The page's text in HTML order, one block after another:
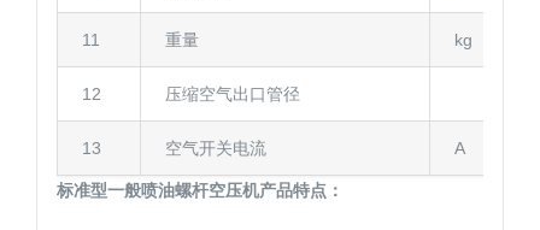
11 重量 kg
12 压缩空气出口管径
13 空气开关电流 A
标准型一般喷油螺杆空压机产品特点：